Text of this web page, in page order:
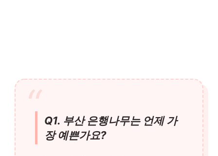
Q1. 부산 은행나무는 언제 가
장 예쁜가요?